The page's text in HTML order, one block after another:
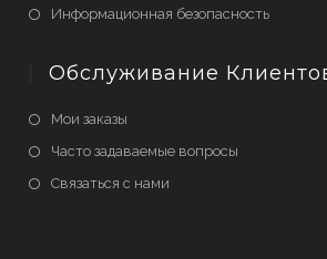
Информационная безопасность
Обслуживание
Мои заказы
Часто задаваемые вопросы
Связаться с нами